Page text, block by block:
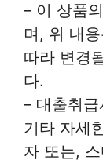
– 이 상품
며, 위 내
따라 변경
다.
– 대출취
기타 자세
자 또는,